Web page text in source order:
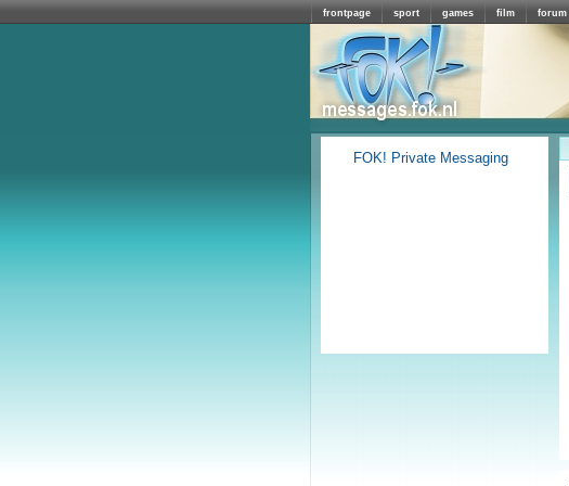
frontpage sport games film forum
FOK! Private Messaging